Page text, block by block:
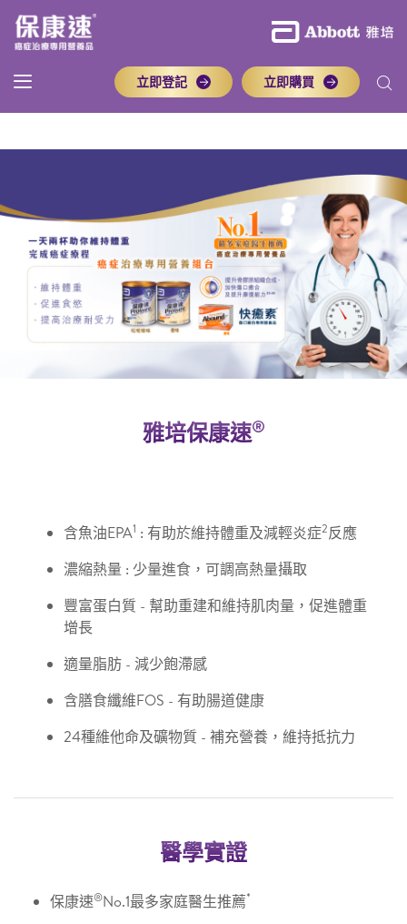
立即登記 立即購買
雅培保康速®
含魚油EPA1 : 有助於維持體重及減輕炎症2反應
濃縮熱量 : 少量進食，可調高熱量攝取
豐富蛋白質 - 幫助重建和維持肌肉量，促進體重
增長
適量脂肪 - 減少飽滯感
含膳食纖維FOS - 有助腸道健康
24種維他命及礦物質 - 補充營養，維持抵抗力
醫學實證
保康速®No.1最多家庭醫生推薦*